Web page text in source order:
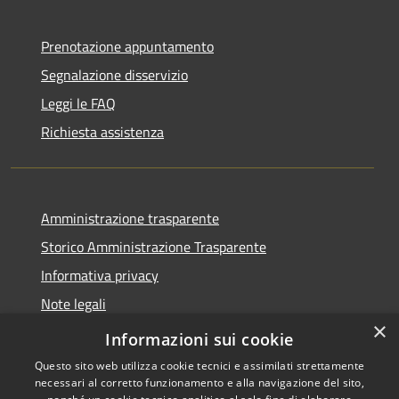
Prenotazione appuntamento
Segnalazione disservizio
Leggi le FAQ
Richiesta assistenza
Amministrazione trasparente
Storico Amministrazione Trasparente
Informativa privacy
Note legali
Dichiarazione di accessibilità
×
Informazioni sui cookie
Questo sito web utilizza cookie tecnici e assimilati strettamente
necessari al corretto funzionamento e alla navigazione del sito,